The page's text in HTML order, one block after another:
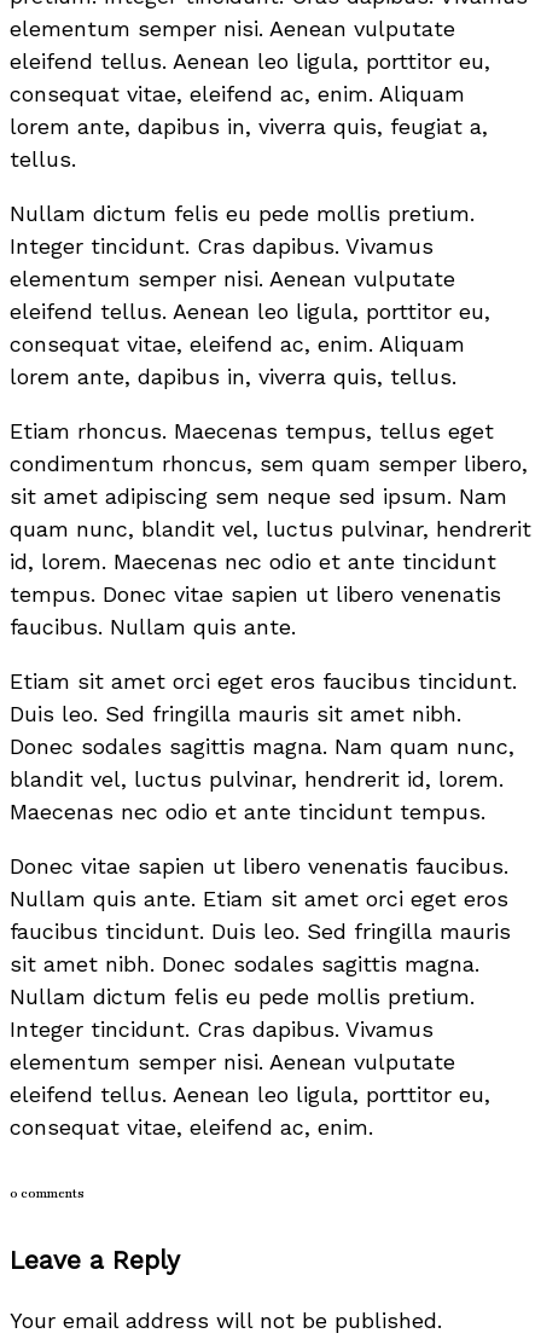
elementum semper nisi. Aenean vulputate
eleifend tellus. Aenean leo ligula, porttitor eu,
consequat vitae, eleifend ac, enim. Aliquam
lorem ante, dapibus in, viverra quis, feugiat a,
tellus.
Nullam dictum felis eu pede mollis pretium.
Integer tincidunt. Cras dapibus. Vivamus
elementum semper nisi. Aenean vulputate
eleifend tellus. Aenean leo ligula, porttitor eu,
consequat vitae, eleifend ac, enim. Aliquam
lorem ante, dapibus in, viverra quis, tellus.
Etiam rhoncus. Maecenas tempus, tellus eget
condimentum rhoncus, sem quam semper libero,
sit amet adipiscing sem neque sed ipsum. Nam
quam nunc, blandit vel, luctus pulvinar, hendrerit
id, lorem. Maecenas nec odio et ante tincidunt
tempus. Donec vitae sapien ut libero venenatis
faucibus. Nullam quis ante.
Etiam sit amet orci eget eros faucibus tincidunt.
Duis leo. Sed fringilla mauris sit amet nibh.
Donec sodales sagittis magna. Nam quam nunc,
blandit vel, luctus pulvinar, hendrerit id, lorem.
Maecenas nec odio et ante tincidunt tempus.
Donec vitae sapien ut libero venenatis faucibus.
Nullam quis ante. Etiam sit amet orci eget eros
faucibus tincidunt. Duis leo. Sed fringilla mauris
sit amet nibh. Donec sodales sagittis magna.
Nullam dictum felis eu pede mollis pretium.
Integer tincidunt. Cras dapibus. Vivamus
elementum semper nisi. Aenean vulputate
eleifend tellus. Aenean leo ligula, porttitor eu,
consequat vitae, eleifend ac, enim.
0 comments
Leave a Reply
Your email address will not be published.